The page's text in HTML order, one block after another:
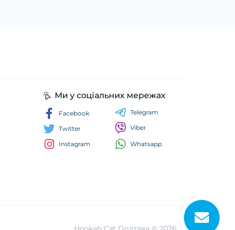
Ми у соціальних мережах
Facebook
Twitter
Instagram
Telegram
Viber
Whatsapp